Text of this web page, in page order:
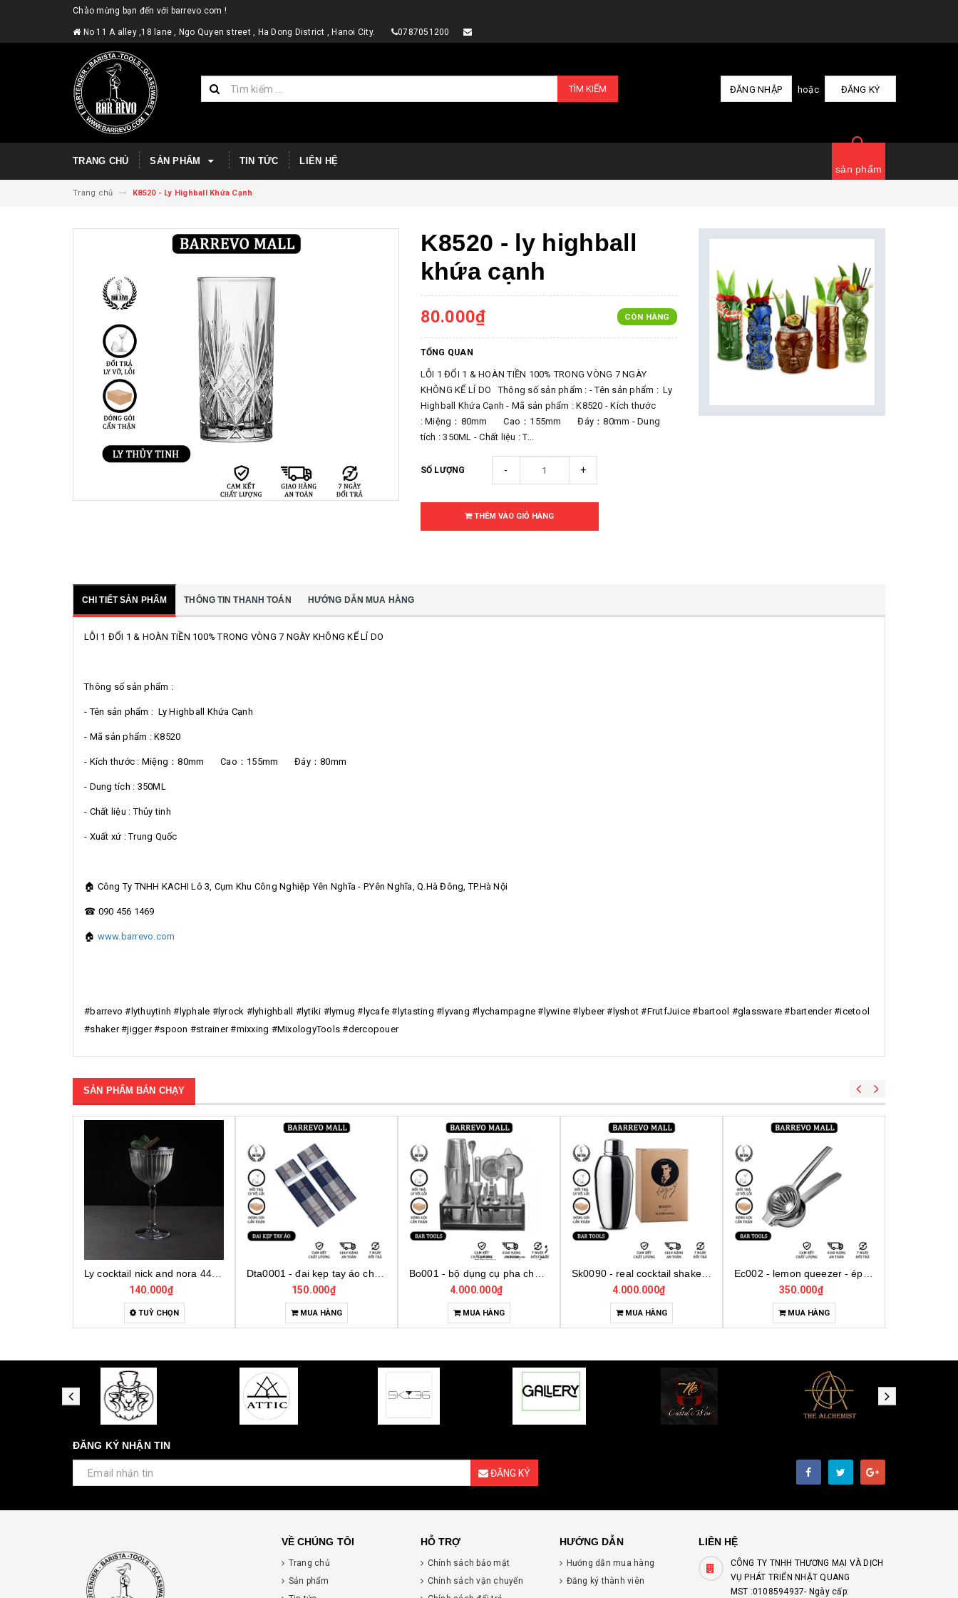
Chào mừng bạn đến với barrevo.com !
No 11 A alley ,18 lane , Ngo Quyen street , Ha Dong District , Hanoi City. 0787051200
TÌM KIẾM ĐĂNG NHẬP hoặc ĐĂNG KÝ
TRANG CHỦ SẢN PHẨM TIN TỨC LIÊN HỆ
sản phẩm
Trang chủ K8520 - Ly Highball Khứa Cạnh
K8520 - ly highball
khứa cạnh
80.000₫ CÒN HÀNG
TỔNG QUAN
LỖI 1 ĐỔI 1 & HOÀN TIỀN 100% TRONG VÒNG 7 NGÀY
KHÔNG KỂ LÍ DO Thông số sản phẩm : - Tên sản phẩm : Ly
Highball Khứa Cạnh - Mã sản phẩm : K8520 - Kích thước
: Miệng：80mm Cao：155mm Đáy：80mm - Dung
tích : 350ML - Chất liệu : T...
SỐ LƯỢNG - +
THÊM VÀO GIỎ HÀNG
CHI TIẾT SẢN PHẨM THÔNG TIN THANH TOÁN HƯỚNG DẪN MUA HÀNG
LỖI 1 ĐỔI 1 & HOÀN TIỀN 100% TRONG VÒNG 7 NGÀY KHÔNG KỂ LÍ DO
Thông số sản phẩm :
- Tên sản phẩm : Ly Highball Khứa Cạnh
- Mã sản phẩm : K8520
- Kích thước : Miệng：80mm Cao：155mm Đáy：80mm
- Dung tích : 350ML
- Chất liệu : Thủy tinh
- Xuất xứ : Trung Quốc
🏠 Công Ty TNHH KACHI Lô 3, Cụm Khu Công Nghiệp Yên Nghĩa - P.Yên Nghĩa, Q.Hà Đông, TP.Hà Nội
☎ 090 456 1469
🏠 www.barrevo.com
#barrevo #lythuytinh #lyphale #lyrock #lyhighball #lytiki #lymug #lycafe #lytasting #lyvang #lychampagne #lywine #lybeer #lyshot #FrutfJuice #bartool #glassware #bartender #icetool
#shaker #jigger #spoon #strainer #mixxing #MixologyTools #dercopouer
SẢN PHẨM BÁN CHẠY
150.000₫
MUA HÀNG
Bo001 - bộ dụng cụ pha chế tại nhà 7 món cơ bản
4.000.000₫
MUA HÀNG
4.000.000₫
MUA HÀNG
Ec002 - lemon queezer - ép chanh inox cỡ trung
350.000₫
MUA HÀNG
380.000₫
MUA HÀNG
ĐĂNG KÝ NHẬN TIN
ĐĂNG KÝ
VỀ CHÚNG TÔI
Trang chủ
Sản phẩm
HỖ TRỢ
Chính sách bảo mật
Chính sách vận chuyển
HƯỚNG DẪN
Hướng dẫn mua hàng
Đăng ký thành viên
LIÊN HỆ
CÔNG TY TNHH THƯƠNG MẠI VÀ DỊCH
VỤ PHÁT TRIỂN NHẬT QUANG
MST :0108594937- Ngày cấp: